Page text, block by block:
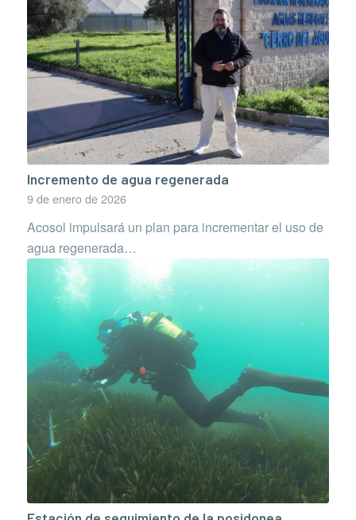
Incremento de agua regenerada
9 de enero de 2026
Acosol impulsará un plan para incrementar el uso de
agua regenerada…